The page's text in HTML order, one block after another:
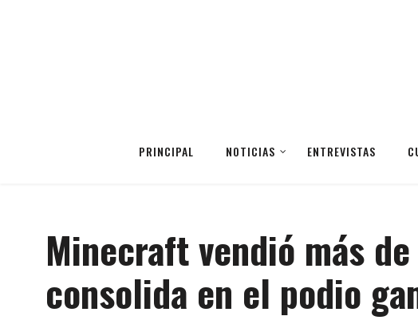
PRINCIPAL NOTICIAS ENTREVISTAS
Minecraft vendió más
consolida en el podio